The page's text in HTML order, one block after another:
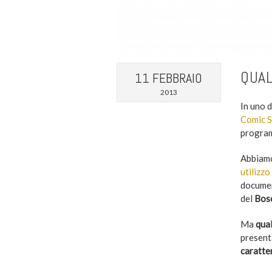
11 FEBBRAIO
2013
In uno
Comic
utilizzo
del
Ma